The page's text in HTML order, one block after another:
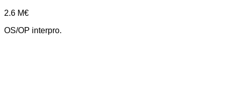
2.6 M€
OS/OP interpro.